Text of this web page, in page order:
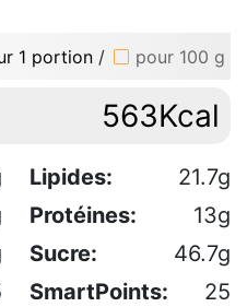
1 portion / pour 100 g
563Kcal
Lipides:
21.7g
Protéines:
13g
Sucre:
46.7g
SmartPoints: 25